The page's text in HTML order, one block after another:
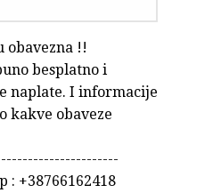
obavezna !!
besplatno i
naplate. I informacije
kakve obaveze
: +38766162418